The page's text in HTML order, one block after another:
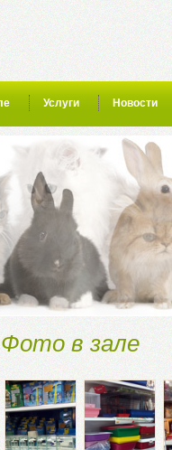
Услуги Новости
Фото в зале